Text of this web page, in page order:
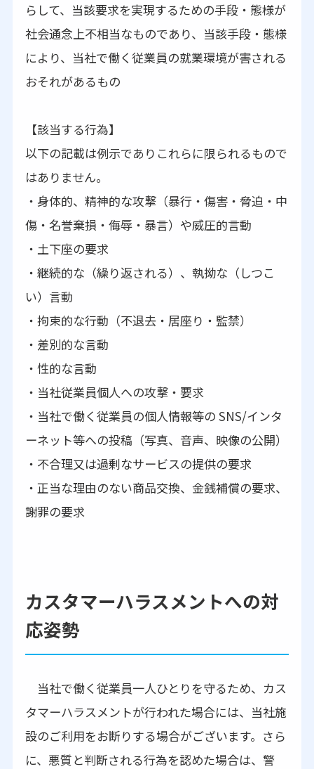
らして、当該要求を実現するための手段・態様が
社会通念上不相当なものであり、当該手段・態様
により、当社で働く従業員の就業環境が害される
おそれがあるもの
【該当する行為】
以下の記載は例示でありこれらに限られるもので
はありません。
・身体的、精神的な攻撃（暴行・傷害・脅迫・中
傷・名誉棄損・侮辱・暴言）や威圧的言動
・土下座の要求
・継続的な（繰り返される）、執拗な（しつこ
い）言動
・拘束的な行動（不退去・居座り・監禁）
・差別的な言動
・性的な言動
・当社従業員個人への攻撃・要求
・当社で働く従業員の個人情報等の SNS/インタ
ーネット等への投稿（写真、音声、映像の公開）
・不合理又は過剰なサービスの提供の要求
・正当な理由のない商品交換、金銭補償の要求、
謝罪の要求
カスタマーハラスメントへの対
応姿勢
当社で働く従業員一人ひとりを守るため、カス
タマーハラスメントが行われた場合には、当社施
設のご利用をお断りする場合がございます。さら
に、悪質と判断される行為を認めた場合は、警